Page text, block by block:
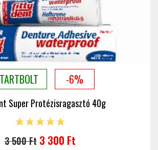
-6%
Super Protézisragasztó 40g
3 500 Ft 3 300 Ft